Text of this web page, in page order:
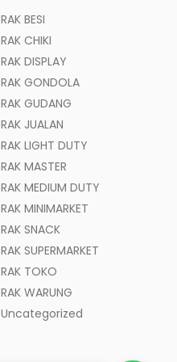
RAK BESI
RAK CHIKI
RAK DISPLAY
RAK GONDOLA
RAK GUDANG
RAK JUALAN
RAK LIGHT DUTY
RAK MASTER
RAK MEDIUM DUTY
RAK MINIMARKET
RAK SNACK
RAK SUPERMARKET
RAK TOKO
RAK WARUNG
Uncategorized